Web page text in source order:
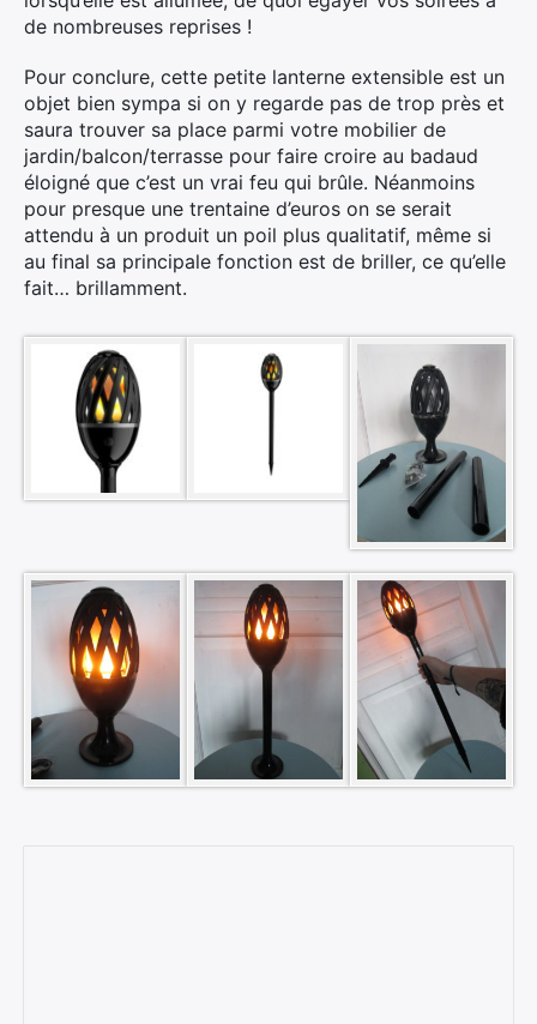
de nombreuses reprises !
Pour conclure, cette petite lanterne extensible est un
objet bien sympa si on y regarde pas de trop près et
saura trouver sa place parmi votre mobilier de
jardin/balcon/terrasse pour faire croire au badaud
éloigné que c’est un vrai feu qui brûle. Néanmoins
pour presque une trentaine d’euros on se serait
attendu à un produit un poil plus qualitatif, même si
au final sa principale fonction est de briller, ce qu’elle
fait… brillamment.
: